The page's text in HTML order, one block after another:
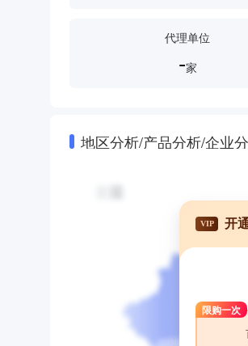
代理单位
-家
地区分析/产品分析/企业
VIP 开
限购一次